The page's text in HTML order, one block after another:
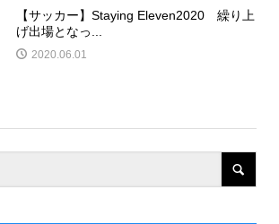
【サッカー】Staying Eleven2020 繰り上
げ出場となっ...
2020.06.01